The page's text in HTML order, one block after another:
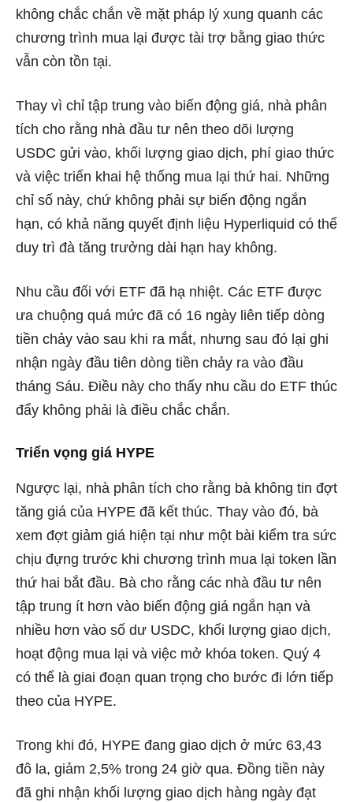
không chắc chắn về mặt pháp lý xung quanh các
chương trình mua lại được tài trợ bằng giao thức
vẫn còn tồn tại.
Thay vì chỉ tập trung vào biến động giá, nhà phân
tích cho rằng nhà đầu tư nên theo dõi lượng
USDC gửi vào, khối lượng giao dịch, phí giao thức
và việc triển khai hệ thống mua lại thứ hai. Những
chỉ số này, chứ không phải sự biến động ngắn
hạn, có khả năng quyết định liệu Hyperliquid có thể
duy trì đà tăng trưởng dài hạn hay không.
Nhu cầu đối với ETF đã hạ nhiệt. Các ETF được
ưa chuộng quá mức đã có 16 ngày liên tiếp dòng
tiền chảy vào sau khi ra mắt, nhưng sau đó lại ghi
nhận ngày đầu tiên dòng tiền chảy ra vào đầu
tháng Sáu. Điều này cho thấy nhu cầu do ETF thúc
đẩy không phải là điều chắc chắn.
Triển vọng giá HYPE
Ngược lại, nhà phân tích cho rằng bà không tin đợt
tăng giá của HYPE đã kết thúc. Thay vào đó, bà
xem đợt giảm giá hiện tại như một bài kiểm tra sức
chịu đựng trước khi chương trình mua lại token lần
thứ hai bắt đầu. Bà cho rằng các nhà đầu tư nên
tập trung ít hơn vào biến động giá ngắn hạn và
nhiều hơn vào số dư USDC, khối lượng giao dịch,
hoạt động mua lại và việc mở khóa token. Quý 4
có thể là giai đoạn quan trọng cho bước đi lớn tiếp
theo của HYPE.
Trong khi đó, HYPE đang giao dịch ở mức 63,43
đô la, giảm 2,5% trong 24 giờ qua. Đồng tiền này
đã ghi nhận khối lượng giao dịch hàng ngày đạt